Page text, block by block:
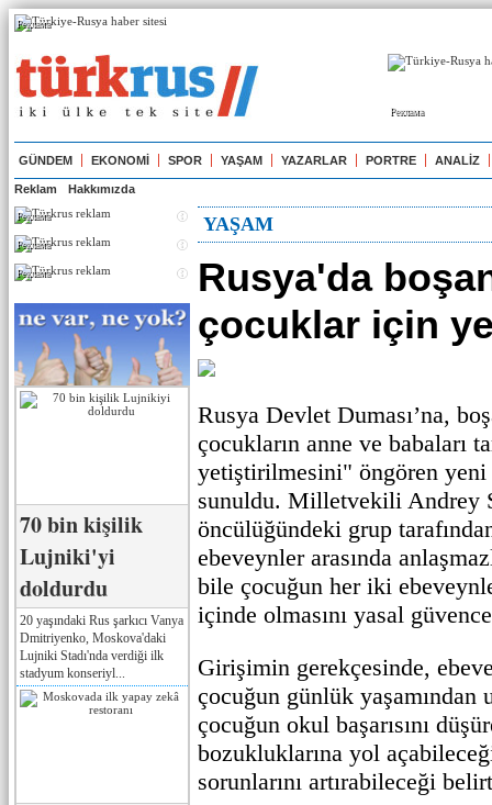
Реклама
Реклама
GÜNDEM EKONOMİ SPOR YAŞAM YAZARLAR PORTRE ANALİZ
Reklam Hakkımızda
Реклама
Реклама
Реклама
70 bin kişilik
Lujniki'yi
doldurdu
20 yaşındaki Rus şarkıcı Vanya
Dmitriyenko, Moskova'daki
Lujniki Stadı'nda verdiği ilk
stadyum konseriyl...
YAŞAM
Rusya'da
çocuklar için
Rusya Devlet Duması’na,
çocukların anne ve babaları
yetiştirilmesini" öngören
sunuldu. Milletvekili Andrey
öncülüğündeki grup
ebeveynler arasında
bile çocuğun her iki
içinde olmasını yasal
Girişimin gerekçesinde,
çocuğun günlük yaşamından
çocuğun okul başarısını
bozukluklarına yol
sorunlarını artırabileceği